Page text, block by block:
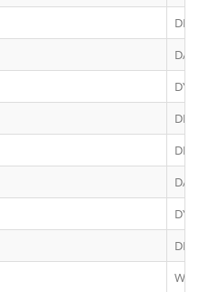
DM2
DYB
DEH
DEH
DYB
DEH
WA6